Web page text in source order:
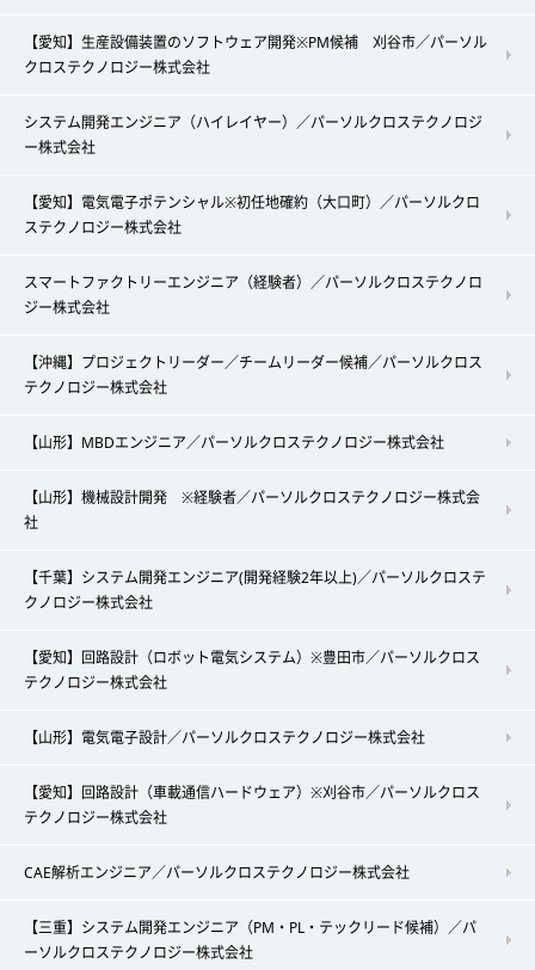
【愛知】生産設備装置のソフトウェア開発※PM候補 刈谷市／パーソル
クロステクノロジー株式会社
システム開発エンジニア（ハイレイヤー）／パーソルクロステクノロジ
ー株式会社
【愛知】電気電子ポテンシャル※初任地確約（大口町）／パーソルクロ
ステクノロジー株式会社
スマートファクトリーエンジニア（経験者）／パーソルクロステクノロ
ジー株式会社
【沖縄】プロジェクトリーダー／チームリーダー候補／パーソルクロス
テクノロジー株式会社
【山形】MBDエンジニア／パーソルクロステクノロジー株式会社
【山形】機械設計開発 ※経験者／パーソルクロステクノロジー株式会
社
【千葉】システム開発エンジニア(開発経験2年以上)／パーソルクロステ
クノロジー株式会社
【愛知】回路設計（ロボット電気システム）※豊田市／パーソルクロス
テクノロジー株式会社
【山形】電気電子設計／パーソルクロステクノロジー株式会社
【愛知】回路設計（車載通信ハードウェア）※刈谷市／パーソルクロス
テクノロジー株式会社
CAE解析エンジニア／パーソルクロステクノロジー株式会社
【三重】システム開発エンジニア（PM・PL・テックリード候補）／パ
ーソルクロステクノロジー株式会社